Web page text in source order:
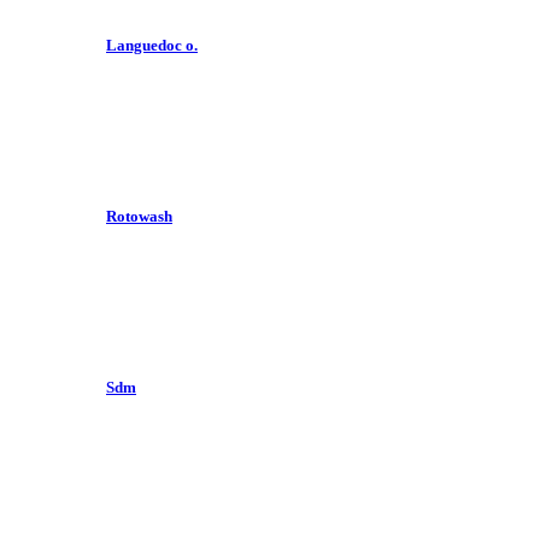
Languedoc o.
Rotowash
Sdm